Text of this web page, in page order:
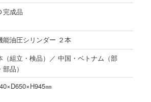
完成品
能油圧シリンダー ２本
（組立・検品）／ 中国・ベトナム（部
品）
㎜